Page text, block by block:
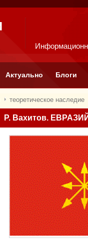
Актуально Блоги
теоретическое наследие
Р. Вахитов.